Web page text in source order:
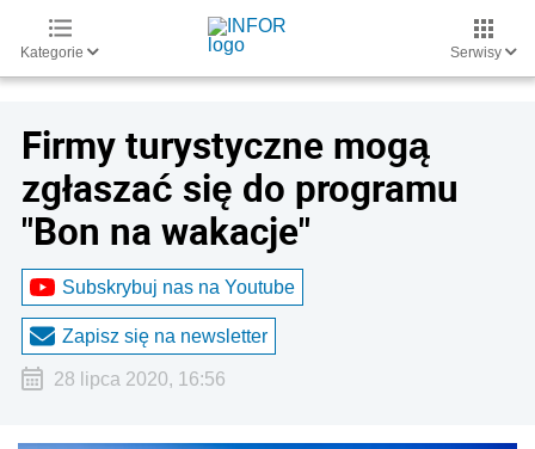
Kategorie Serwisy
Firmy turystyczne mogą
zgłaszać się do programu
"Bon na wakacje"
Subskrybuj nas na Youtube
Zapisz się na newsletter
28 lipca 2020, 16:56